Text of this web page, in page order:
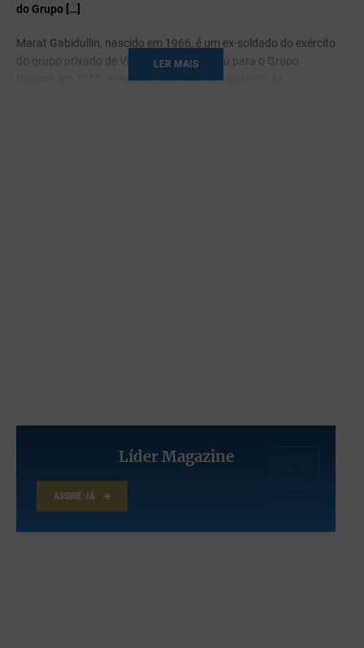
do Grupo […]
Marat Gabidullin, nascido em 1966, é um ex-soldado do exército
do grupo privado de Vladimir Putin. Entrou para o Grupo
Wagner em 2015, e rapidamente atingiu a patente de
LER MAIS
Líder Magazine
ASSINE JÁ